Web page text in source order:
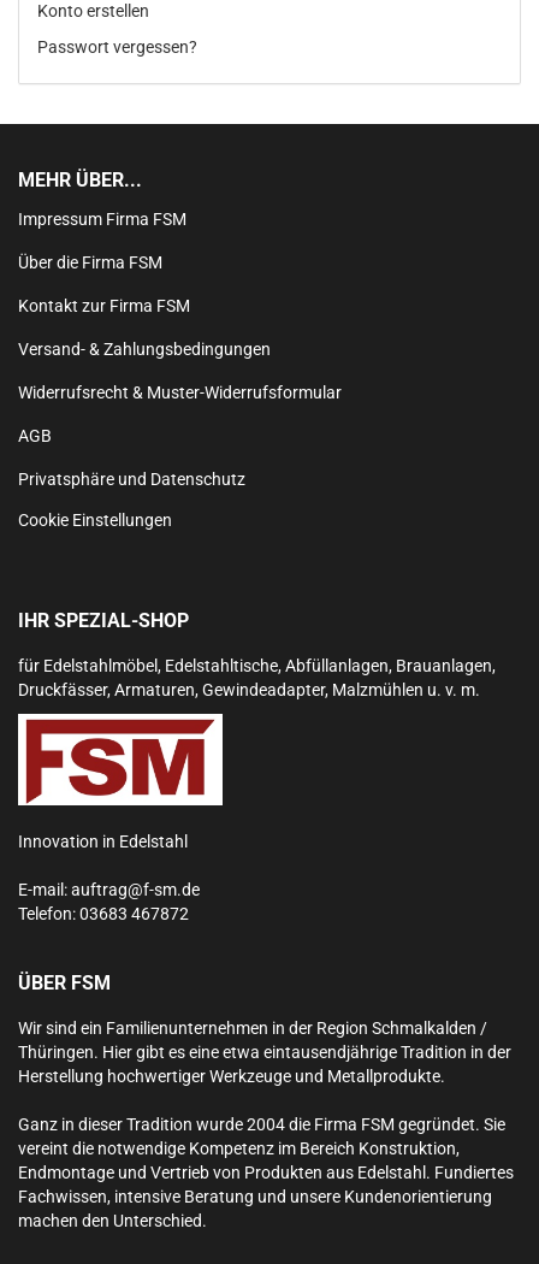
Konto erstellen
Passwort vergessen?
MEHR ÜBER...
Impressum Firma FSM
Über die Firma FSM
Kontakt zur Firma FSM
Versand- & Zahlungsbedingungen
Widerrufsrecht & Muster-Widerrufsformular
AGB
Privatsphäre und Datenschutz
Cookie Einstellungen
IHR SPEZIAL-SHOP
für Edelstahlmöbel, Edelstahltische, Abfüllanlagen, Brauanlagen,
Druckfässer, Armaturen, Gewindeadapter, Malzmühlen u. v. m.
Innovation in Edelstahl
E-mail:auftrag@f-sm.de
Telefon:03683 467872
ÜBER FSM
Wir sind ein Familienunternehmen in der Region Schmalkalden /
Thüringen. Hier gibt es eine etwa eintausendjährige Tradition in der
Herstellung hochwertiger Werkzeuge und Metallprodukte.
Ganz in dieser Tradition wurde 2004 die Firma FSM gegründet. Sie
vereint die notwendige Kompetenz im Bereich Konstruktion,
Endmontage und Vertrieb von Produkten aus Edelstahl. Fundiertes
Fachwissen, intensive Beratung und unsere Kundenorientierung
machen den Unterschied.